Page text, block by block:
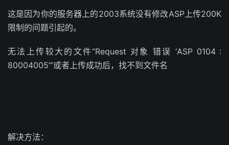
这是因为你的服务器上的2003系统没有修改ASP上传200K
限制的问题引起的。
无法上传较大的文件“Request 对象 错误 ‘ASP 0104 :
80004005’”或者上传成功后，找不到文件名
解决方法：